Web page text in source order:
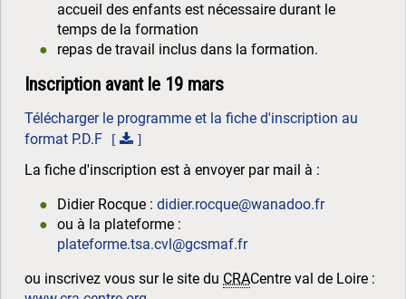
accueil des enfants est nécessaire durant le
temps de la formation
repas de travail inclus dans la formation.
Inscription avant le 19 mars
Télécharger le programme et la fiche d'inscription au
format P.D.F
La fiche d'inscription est à envoyer par mail à :
Didier Rocque : didier.rocque@wanadoo.fr
ou à la plateforme :
plateforme.tsa.cvl@gcsmaf.fr
ou inscrivez vous sur le site du CRACentre val de Loire :